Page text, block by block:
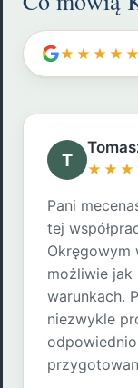
★★★★★
T
Pani
tej
Okręgowym
możliwie
warunkach.
niezwykle